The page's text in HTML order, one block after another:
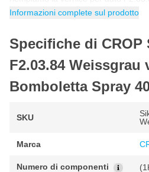
bombola con la tecnologia HPHC.
qualità come quello ottenuto con
Ciò consente di utilizzare questa
F2.03.84 Weissgrau per verniciare
per effettuare riparazioni invisibili.
Come verniciare con la
Sikkens F2.03.84
Puoi utilizzare questa vernice spray
riportato di seguito avrai la certezza
Informazioni complete sul prodotto
Specifiche di CROP
F2.03.84 Weissgrau
Bomboletta Spray
SKU
Marca
Numero di componenti